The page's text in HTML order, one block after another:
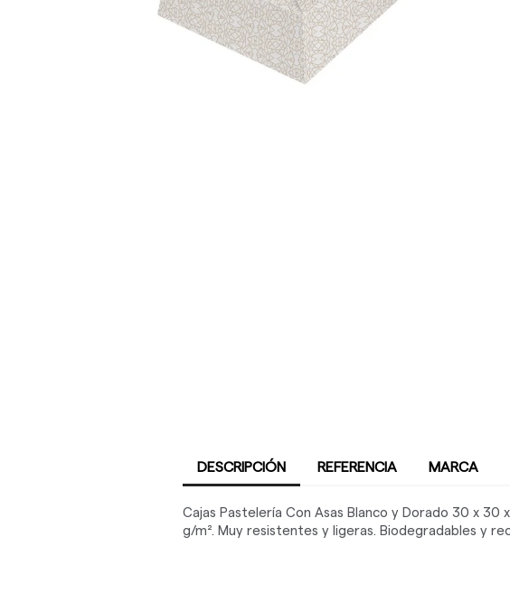
DESCRIPCIÓN REFERENCIA MARCA
Cajas Pastelería Con Asas Blanco y Dorado 30 x
g/m². Muy resistentes y ligeras. Biodegradables y